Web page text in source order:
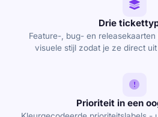
Drie
Feature-, bug- en
visuele stijl zodat je ze direct
Prioriteit in een